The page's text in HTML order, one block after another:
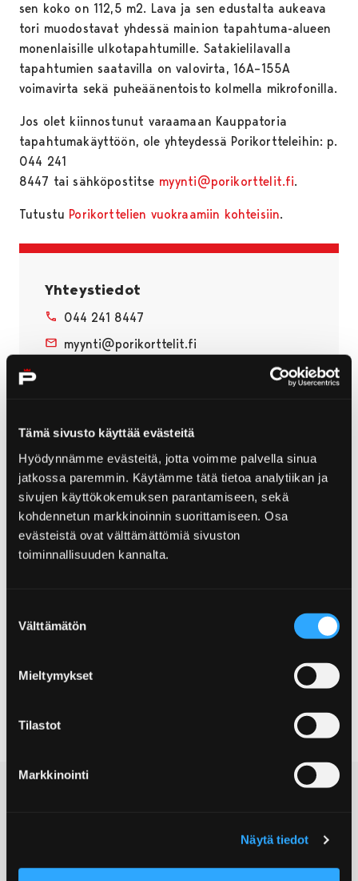
Tämä sivusto käyttää evästeitä
Hyödynnämme evästeitä, jotta voimme palvella sinua
jatkossa paremmin. Käytämme tätä tietoa analytiikan ja
sivujen käyttökokemuksen parantamiseen, sekä
kohdennetun markkinoinnin suorittamiseen. Osa
evästeistä ovat välttämättömiä sivuston
toiminnallisuuden kannalta.
valinta
Välttämätön
Mieltymykset
Tilastot
Markkinointi
Näytä tiedot
sen koko on 112,5 m2. Lava ja sen edustalta aukeava
tori muodostavat yhdessä mainion tapahtuma-alueen
monenlaisille ulkotapahtumille. Satakielilavalla
tapahtumien saatavilla on valovirta, 16A–155A
voimavirta sekä puheäänentoisto kolmella mikrofonilla.
Jos olet kiinnostunut varaamaan Kauppatoria
tapahtumakäyttöön, ole yhteydessä Porikortteleihin: p.
044 241
8447 tai sähköpostitse myynti@porikorttelit.fi.
Tutustu Porikorttelien vuokraamiin kohteisiin.
Yhteystiedot
044 241 8447
myynti@porikorttelit.fi
WWW
Aikaisempi dia